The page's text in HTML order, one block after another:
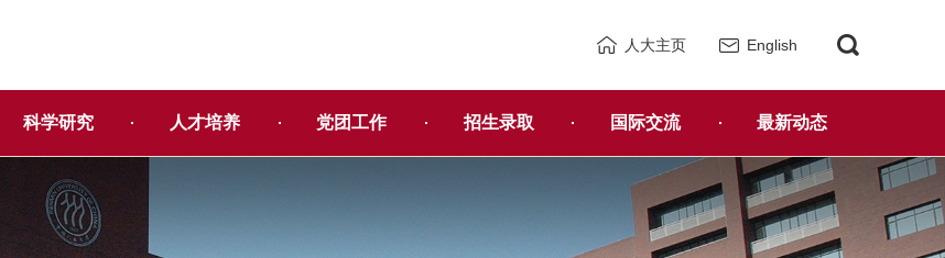
人大主页 English
科学研究 人才培养 党团工作 招生录取 国际交流 最新动态